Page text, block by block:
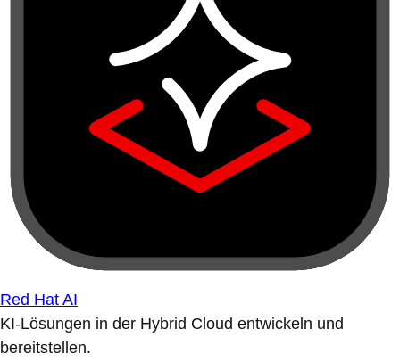
Red Hat AI
KI-Lösungen in der Hybrid Cloud entwickeln und
bereitstellen.